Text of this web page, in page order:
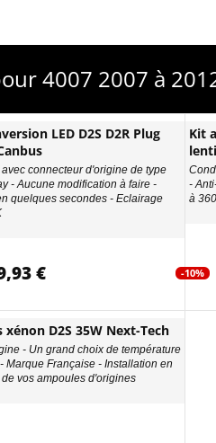
4007 2007 à
LED D2S D2R Plug
connecteur d'origine de type
- Aucune modification à faire -
quelques secondes - Eclairage
€
Kit
-
à
-10%
D2S 35W Next-Tech
- Un grand choix de température
Marque Française - Installation en
vos ampoules d'origines